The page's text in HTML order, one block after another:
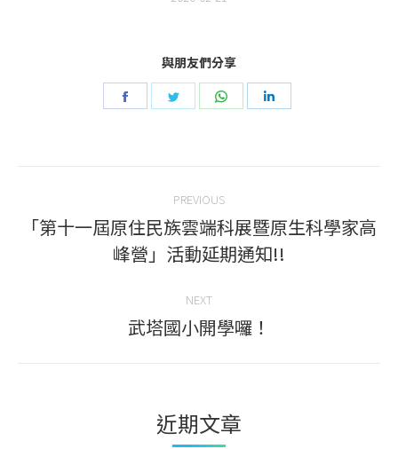
與朋友們分享
Share
Share
Share
navigation
PREVIOUS
Previous
post:
「第十一屆原住民族雲端科展暨原生科學家高
峰營」活動延期通知!!
NEXT
Next
武塔國小開學囉！
近期文章